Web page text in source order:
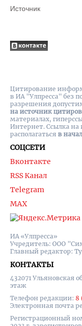
Источник
ИА «Улпресса»
Учредитель: ООО
Главный редактор:
КОНТАКТЫ
432071 Ульяновская
этаж
Телефон редакции: 8
Электронная почта
Регистрационный
СОЦСЕТИ
Вконтакте
RSS Канал
Telegram
MAX
Цитирование
в ИА "Улпресса" без
разрешения
на источник
материалах,
Интернет. Ссылка на
располагаться в